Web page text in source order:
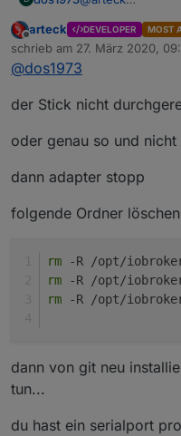
zigbee.0
zigbee.0
Offline
arteck DEVELOPER MOST
schrieb am 27. März 2020,
zuletzt editiert von arteck
@dos1973
der Stick nicht
oder genau so und
dann adapter stopp
folgende Ordner löschen
rm -R /opt/
rm -R /opt/iobroker/
rm -R /opt/
dann von git neu
tun...
du hast ein serialport